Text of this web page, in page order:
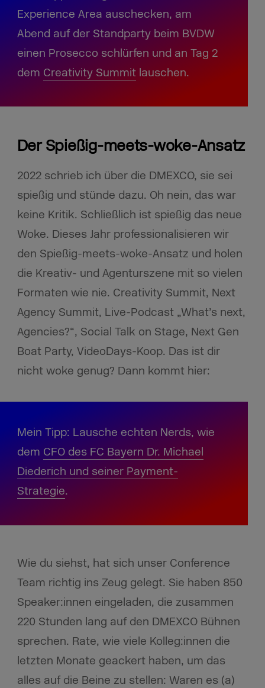
Experience Area auschecken, am
Abend auf der Standparty beim BVDW
einen Prosecco schlürfen und an Tag 2
dem Creativity Summitlauschen.
Der Spießig-meets-woke-Ansatz
2022 schrieb ich über die DMEXCO, sie sei
spießig und stünde dazu. Oh nein, das war
keine Kritik. Schließlich ist spießig das neue
Woke. Dieses Jahr professionalisieren wir
den Spießig-meets-woke-Ansatz und holen
die Kreativ- und Agenturszene mit so vielen
Formaten wie nie. Creativity Summit, Next
Agency Summit, Live-Podcast „What’s next,
Agencies?“, Social Talk on Stage, Next Gen
Boat Party, VideoDays-Koop. Das ist dir
nicht woke genug? Dann kommt hier:
Mein Tipp: Lausche echten Nerds, wie
dem CFO des FC Bayern Dr. Michael
Diederich und seiner Payment-
Strategie.
Wie du siehst, hat sich unser Conference
Team richtig ins Zeug gelegt. Sie haben 850
Speaker:innen eingeladen, die zusammen
220 Stunden lang auf den DMEXCO Bühnen
sprechen. Rate, wie viele Kolleg:innen die
letzten Monate geackert haben, um das
alles auf die Beine zu stellen: Waren es (a)